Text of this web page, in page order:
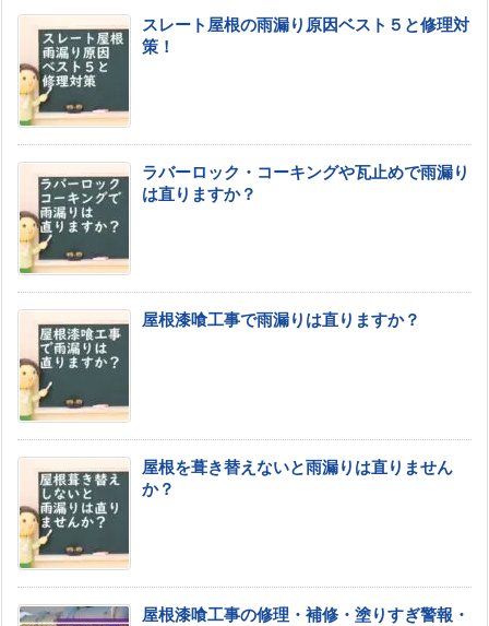
スレート屋根の雨漏り原因ベスト５と修理対
策！
ラバーロック・コーキングや瓦止めで雨漏り
は直りますか？
屋根漆喰工事で雨漏りは直りますか？
屋根を葺き替えないと雨漏りは直りません
か？
屋根漆喰工事の修理・補修・塗りすぎ警報・